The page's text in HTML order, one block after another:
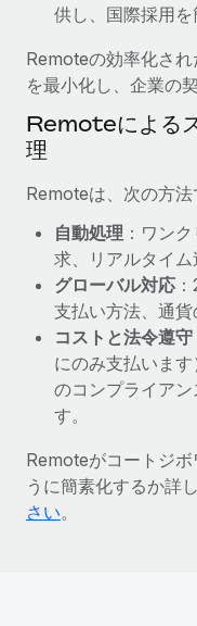
Remoteの製品アッ
プラス）
Remoteの使命は、世界
業務に最適な人材を採
ることです。この数週
給与詐欺：種類、事
給与, 賃金は詐欺の特に
ム間で頻繁に移動して
を保護することは極め
詳細を見る
供し、国際採用を
Remoteの効率化さ
を最小化し、企業の
Remoteによる
理
Remoteは、次の方法
自動処理 ：ワン
求、リアルタイム
グローバル対応
支払い方法、通貨
コストと法令遵守
にのみ支払いま
のコンプライア
す。
Remoteがコートジ
うに簡素化するか詳
さい。